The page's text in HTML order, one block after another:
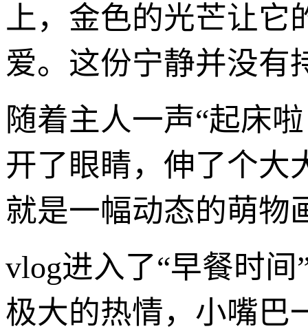
上，金色的光芒让它
爱。这份宁静并没有
随着主人一声“起床
开了眼睛，伸了个大
就是一幅动态的萌物
vlog进入了“早餐时
极大的热情，小嘴巴